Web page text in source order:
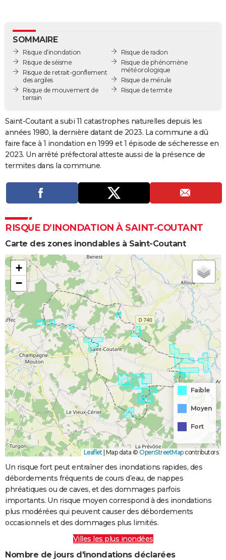
GUIDES D'ACHAT
BONS PLANS
CARTE DE VOEUX
Carte de Noël
Carte Bonne année
Carte Saint-Valentin
Carte Pâques
Carte d'anniversaire
DICTIONNAIRE
COPAINS D'AVANT
S'inscrire
Se connecter
Lycées
Collèges
Primaires
Universités
Entreprises
Service militaire
Avis de recherche
AVIS DE DÉCÈS
SOMMAIRE
Risque d’inondation
Risque de séisme
Risque de retrait-gonflement
des argiles
Risque de mouvement de
terrain
Risque de radon
Risque de phénomène
météorologique
Risque de mérule
Risque de termite
Saint-Coutant a subi 11 catastrophes naturelles depuis les
années 1980, la dernière datant de 2023. La commune a dû
faire face à 1 inondation en 1999 et 1 épisode de sécheresse en
2023. Un arrêté préfectoral atteste aussi de la présence de
termites dans la commune.
RISQUE D’INONDATION À SAINT-COUTANT
Carte des zones inondables à Saint-Coutant
+
−
Faible
Moyen
Fort
Leaflet | Map data © OpenStreetMapcontributors
Un risque fort peut entraîner des inondations rapides, des
débordements fréquents de cours d’eau, de nappes
phréatiques ou de caves, et des dommages parfois
importants. Un risque moyen correspond à des inondations
plus modérées qui peuvent causer des débordements
occasionnels et des dommages plus limités.
Villes les plus inondées
Nombre de jours d'inondations déclarées